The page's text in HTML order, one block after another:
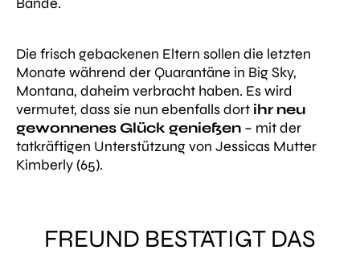
Die frisch gebackenen Eltern sollen die letzten
Monate während der Quarantäne in Big Sky,
Montana, daheim verbracht haben. Es wird
vermutet, dass sie nun ebenfalls dort ihr neu
gewonnenes Glück genießen – mit der
tatkräftigen Unterstützung von Jessicas Mutter
Kimberly (65).
FREUND BESTÄTIGT DAS